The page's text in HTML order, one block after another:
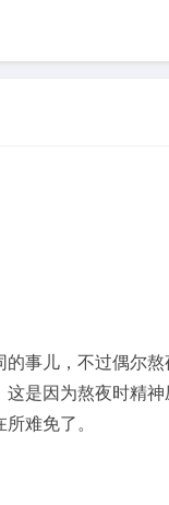
事儿，不过偶尔熬
这是因为熬夜时精
难免了。